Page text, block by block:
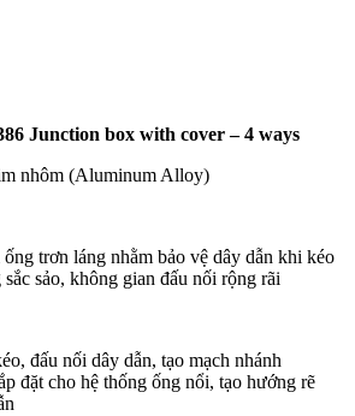
Junction box with cover – 4 ways
nhôm (Aluminum Alloy)
trơn láng nhằm bảo vệ dây dẫn khi kéo
sảo, không gian đấu nối rộng rãi
đấu nối dây dẫn, tạo mạch nhánh
đặt cho hệ thống ống nổi, tạo hướng rẽ